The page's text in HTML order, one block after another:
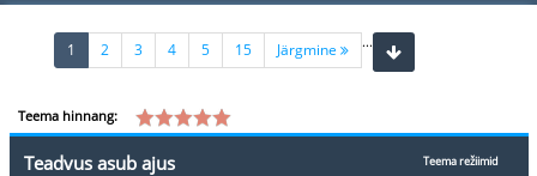
1 (current)
2 3 4 5 ...
15 Järgmine
Teema hinnang:
Teema režiimid
Teadvus asub ajus